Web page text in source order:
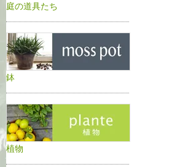
庭の道具たち
鉢
植物